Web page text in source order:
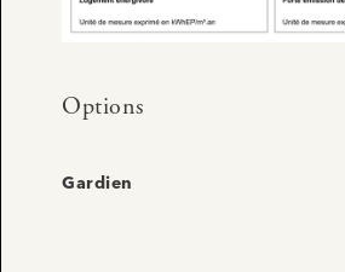
Options
Gardien